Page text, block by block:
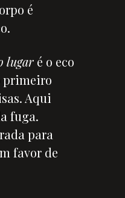
é
lugar é o eco
primeiro
Aqui
fuga.
para
favor de